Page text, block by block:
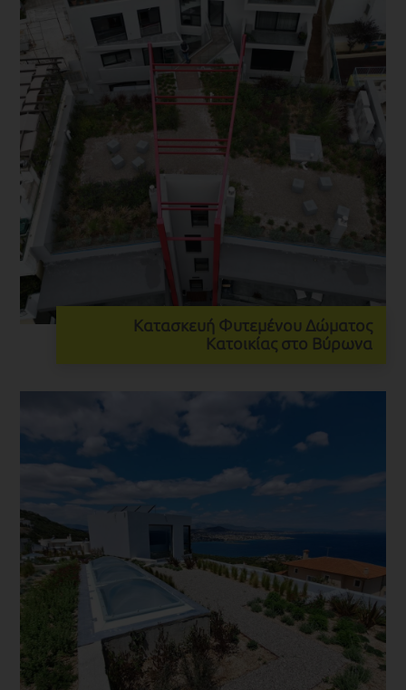
Κατασκευή Φυτεμένου Δώματος
Κατοικίας στο Βύρωνα